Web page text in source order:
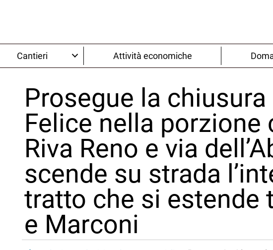
Cantieri Attività economiche
Prosegue la chiusura
Felice nella porzione
Riva Reno e via
scende su strada
tratto che si estende
e Marconi